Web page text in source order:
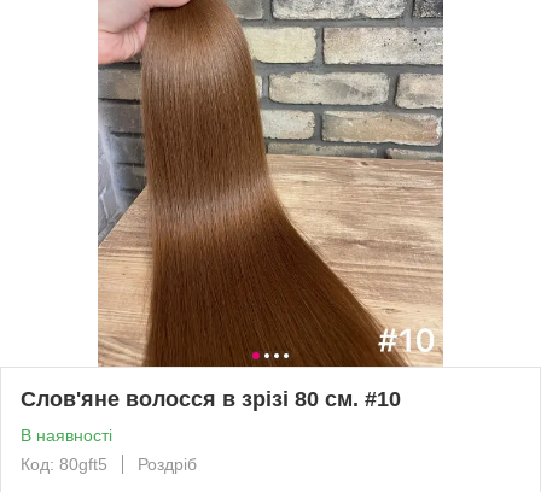
Слов'яне волосся в зрізі 80 см. #10
В наявності
Код: 80gft5
Роздріб